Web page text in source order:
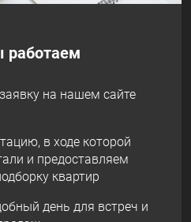
работаем
на нашем сайте
в ходе которой
и предоставляем
квартир
день для встреч и